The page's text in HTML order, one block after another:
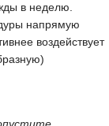
в неделю.
напрямую
воздействует